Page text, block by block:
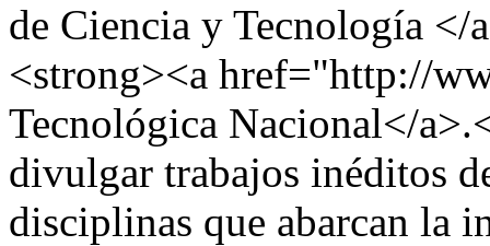
de Ciencia y Tecnología </
<strong><a href="http://
Tecnológica Nacional</
divulgar trabajos inéditos
disciplinas que abarcan la